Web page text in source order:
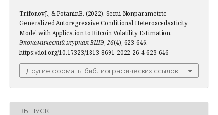
TrifonovJ., & PotaninB. (2022). Semi-Nonparametric
Generalized Autoregressive Conditional Heteroscedasticity
Model with Application to Bitcoin Volatility Estimation.
Экономический журнал ВШЭ, 26(4), 623-646.
https://doi.org/10.17323/1813-8691-2022-26-4-623-646
Другие форматы библиографических ссылок
ВЫПУСК